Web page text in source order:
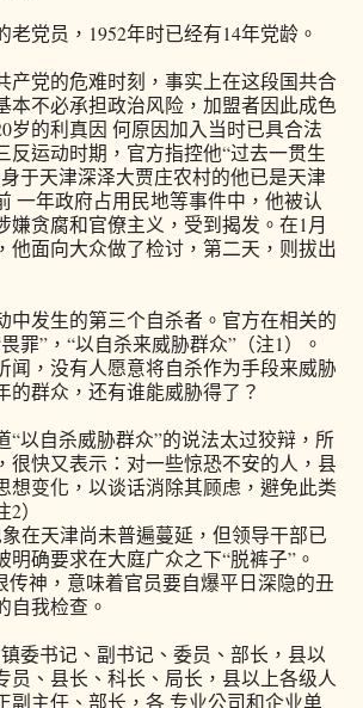
老党员，1952年时已经有14年党龄。
产党的危难时刻，事实上在这段国共合
本不必承担政治风险，加盟者因此成色
岁的利真因 何原因加入当时已具合法
反运动时期，官方指控他“过去一贯生
于天津深泽大贾庄农村的他已是天津
一年政府占用民地等事件中，他被认
嫌贪腐和官僚主义，受到揭发。在1月
他面向大众做了检讨，第二天，则拔出
中发生的第三个自杀者。官方在相关的
罪”，“以自杀来威胁群众”（注1）。
闻，没有人愿意将自杀作为手段来威胁
的群众，还有谁能威胁得了？
“以自杀威胁群众”的说法太过狡辩，所
很快又表示：对一些惊恐不安的人，县
想变化，以谈话消除其顾虑，避免此类
）
在天津尚未普遍蔓延，但领导干部已
明确要求在大庭广众之下“脱裤子”。
传神，意味着官员要自爆平日深隐的丑
自我检查。
委书记、副书记、委员、部长，县以
员、县长、科长、局长，县以上各级人
副主任、部长，各 专业公司和企业单